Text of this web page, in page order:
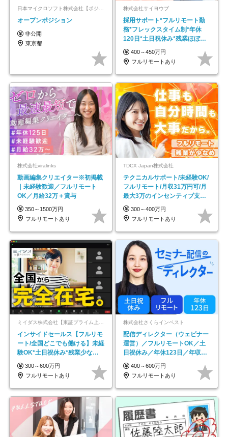
日本マイクロソフト株式会社【ポジションマッチ登録】
オープンポジション
非公開
東京都
株式会社サイヨウブ
採用サポート*フルリモート勤
務*フレックスタイム制*年休
120日*土日祝休み*残業ほぼな
し*育児中社員8割以上
400～450万円
フルリモートあり
株式会社viralinks
動画編集クリエイター※初掲載
｜未経験歓迎／フルリモート
OK／月給32万＋賞与
350～1500万円
フルリモートあり
TDCX Japan株式会社
テクニカルサポート/未経験OK/
フルリモート/月収31万円可/月
最大3万のインセンティブ支給/
平均年齢33歳
300～400万円
フルリモートあり
ミイダス株式会社【東証プライム上場パーソルグループ】
インサイドセールス【フルリモ
ート/全国どこでも働ける】未経
験OK*土日祝休み*残業少なめ*
在宅勤務手当あり
300～600万円
フルリモートあり
株式会社さくらインベスト
配信ディレクター（ウェビナー
運営）／フルリモートOK／土
日祝休み／年休123日／年収
600万円可
400～600万円
フルリモートあり